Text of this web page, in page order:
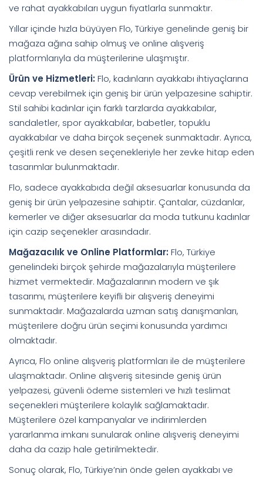
ve rahat ayakkabıları uygun fiyatlarla sunmaktır.
Yıllar içinde hızla büyüyen Flo, Türkiye genelinde geniş bir
mağaza ağına sahip olmuş ve online alışveriş
platformlarıyla da müşterilerine ulaşmıştır.
Ürün ve Hizmetleri: Flo, kadınların ayakkabı ihtiyaçlarına
cevap verebilmek için geniş bir ürün yelpazesine sahiptir.
Stil sahibi kadınlar için farklı tarzlarda ayakkabılar,
sandaletler, spor ayakkabılar, babetler, topuklu
ayakkabılar ve daha birçok seçenek sunmaktadır. Ayrıca,
çeşitli renk ve desen seçenekleriyle her zevke hitap eden
tasarımlar bulunmaktadır.
Flo, sadece ayakkabıda değil aksesuarlar konusunda da
geniş bir ürün yelpazesine sahiptir. Çantalar, cüzdanlar,
kemerler ve diğer aksesuarlar da moda tutkunu kadınlar
için cazip seçenekler arasındadır.
Mağazacılık ve Online Platformlar: Flo, Türkiye
genelindeki birçok şehirde mağazalarıyla müşterilere
hizmet vermektedir. Mağazalarının modern ve şık
tasarımı, müşterilere keyifli bir alışveriş deneyimi
sunmaktadır. Mağazalarda uzman satış danışmanları,
müşterilere doğru ürün seçimi konusunda yardımcı
olmaktadır.
Ayrıca, Flo online alışveriş platformları ile de müşterilere
ulaşmaktadır. Online alışveriş sitesinde geniş ürün
yelpazesi, güvenli ödeme sistemleri ve hızlı teslimat
seçenekleri müşterilere kolaylık sağlamaktadır.
Müşterilere özel kampanyalar ve indirimlerden
yararlanma imkanı sunularak online alışveriş deneyimi
daha da cazip hale getirilmektedir.
Sonuç olarak, Flo, Türkiye’nin önde gelen ayakkabı ve